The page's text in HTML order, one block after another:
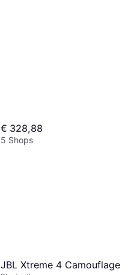
€ 328,88
5 Shops
JBL Xtreme 4 Camouflage